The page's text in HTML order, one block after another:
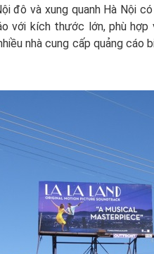
đô và xung quanh Hà Nội
với kích thước lớn, phù hợp
nhà cung cấp quảng